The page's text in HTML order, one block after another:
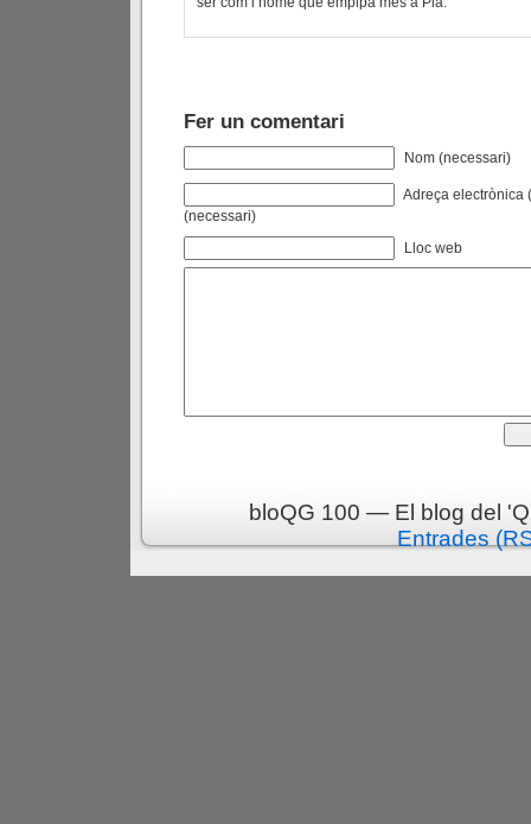
Fer un comentari
Nom (necessari)
Adreça electrònica
(necessari)
Lloc web
bloQG 100 — El blog del
Entrades